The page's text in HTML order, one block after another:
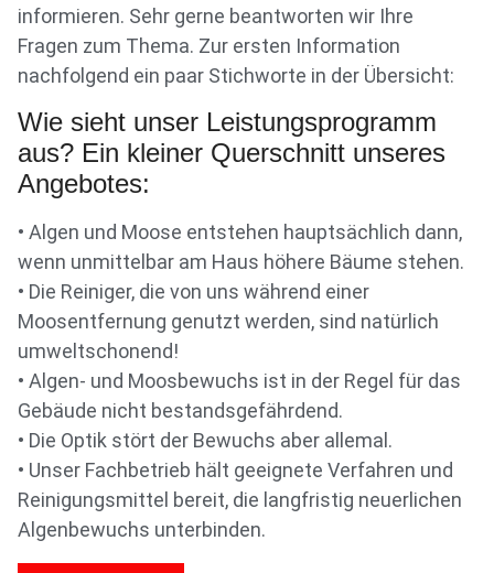
informieren. Sehr gerne beantworten wir Ihre
Fragen zum Thema. Zur ersten Information
nachfolgend ein paar Stichworte in der Übersicht:
Wie sieht unser Leistungsprogramm
aus? Ein kleiner Querschnitt unseres
Angebotes:
• Algen und Moose entstehen hauptsächlich dann,
wenn unmittelbar am Haus höhere Bäume stehen.
• Die Reiniger, die von uns während einer
Moosentfernung genutzt werden, sind natürlich
umweltschonend!
• Algen- und Moosbewuchs ist in der Regel für das
Gebäude nicht bestandsgefährdend.
• Die Optik stört der Bewuchs aber allemal.
• Unser Fachbetrieb hält geeignete Verfahren und
Reinigungsmittel bereit, die langfristig neuerlichen
Algenbewuchs unterbinden.